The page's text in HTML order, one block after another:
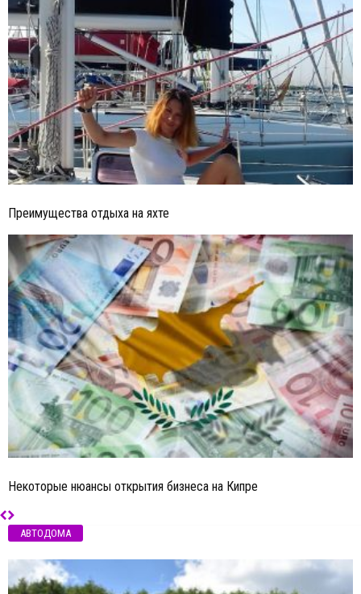
Преимущества отдыха на яхте
Некоторые нюансы открытия бизнеса на Кипре
АВТОДОМА